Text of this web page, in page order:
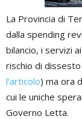
La Provincia di
dalla spending
bilancio, i servizi
rischio di
l’articolo) ma ora
cui le uniche
Governo Letta.